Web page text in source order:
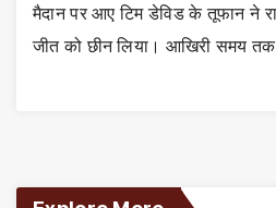
मैदान पर आए टिम डेविड के तूफान ने
जीत को छीन लिया। आखिरी समय